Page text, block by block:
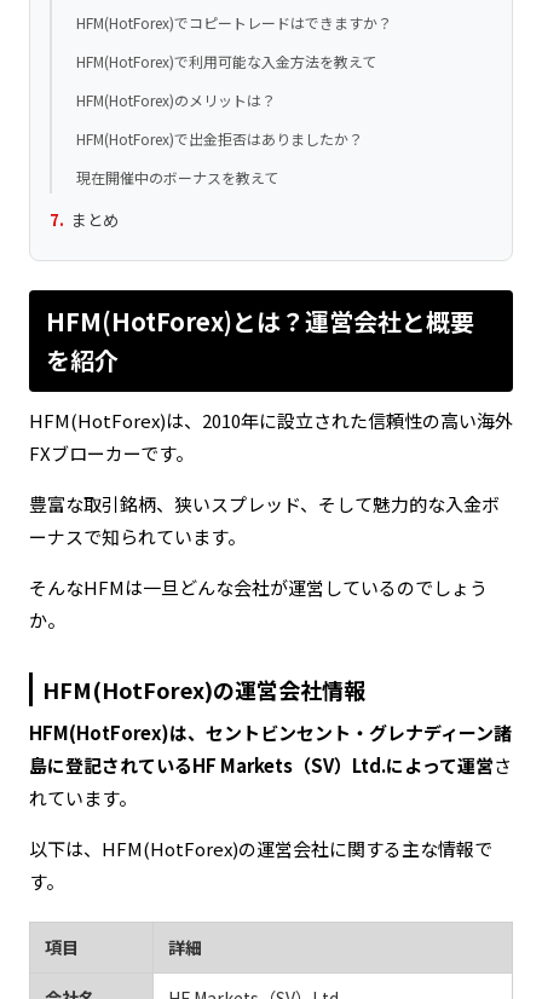
HFM(HotForex)でコピートレードはできますか？
HFM(HotForex)で利用可能な入金方法を教えて
HFM(HotForex)のメリットは？
HFM(HotForex)で出金拒否はありましたか？
現在開催中のボーナスを教えて
まとめ
HFM(HotForex)とは？運営会社と概要
を紹介
HFM(HotForex)は、2010年に設立された信頼性の高い海外
FXブローカーです。
豊富な取引銘柄、狭いスプレッド、そして魅力的な入金ボ
ーナスで知られています。
そんなHFMは一旦どんな会社が運営しているのでしょう
か。
HFM(HotForex)の運営会社情報
HFM(HotForex)は、セントビンセント・グレナディーン諸
島に登記されているHF Markets（SV）Ltd.によって運営さ
れています。
以下は、HFM(HotForex)の運営会社に関する主な情報で
す。
項目 詳細